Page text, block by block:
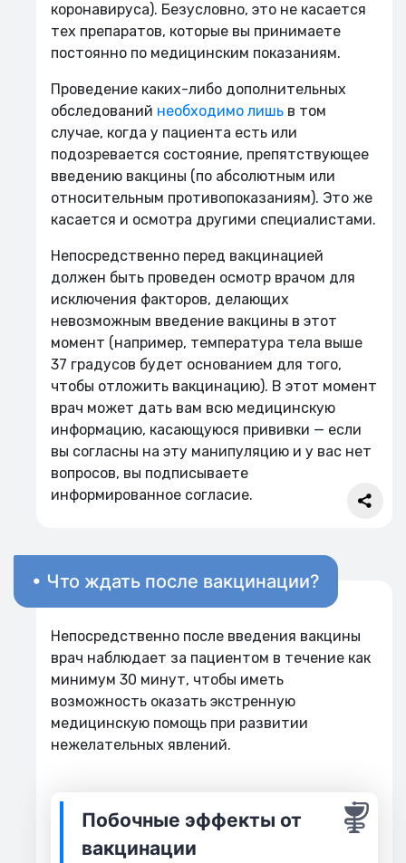
коронавируса). Безусловно, это не касается
тех препаратов, которые вы принимаете
постоянно по медицинским показаниям.
Проведение каких-либо дополнительных
обследований необходимо лишь в том
случае, когда у пациента есть или
подозревается состояние, препятствующее
введению вакцины (по абсолютным или
относительным противопоказаниям). Это же
касается и осмотра другими специалистами.
Непосредственно перед вакцинацией
должен быть проведен осмотр врачом для
исключения факторов, делающих
невозможным введение вакцины в этот
момент (например, температура тела выше
37 градусов будет основанием для того,
чтобы отложить вакцинацию). В этот момент
врач может дать вам всю медицинскую
информацию, касающуюся прививки — если
вы согласны на эту манипуляцию и у вас нет
вопросов, вы подписываете
информированное согласие.
• Что ждать после вакцинации?
Непосредственно после введения вакцины
врач наблюдает за пациентом в течение как
минимум 30 минут, чтобы иметь
возможность оказать экстренную
медицинскую помощь при развитии
нежелательных явлений.
Побочные эффекты от
вакцинации